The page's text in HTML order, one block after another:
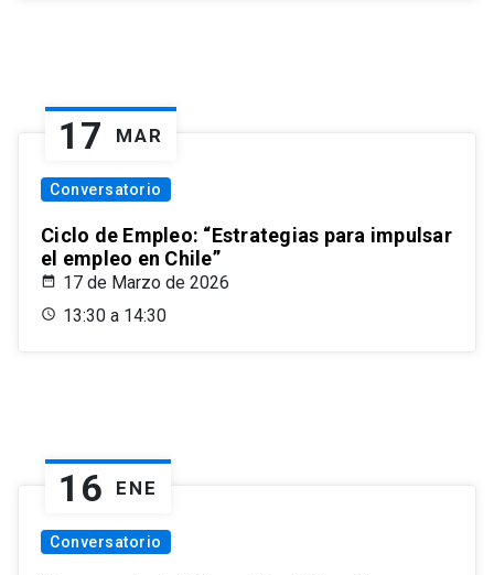
17 MAR
Conversatorio
Ciclo de Empleo: “Estrategias para impulsar
el empleo en Chile”
17 de Marzo de 2026
13:30 a 14:30
16 ENE
Conversatorio